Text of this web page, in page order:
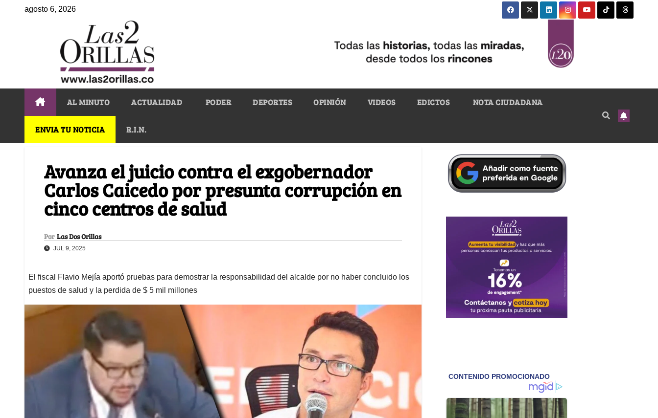
agosto 6, 2026
AL MINUTO ACTUALIDAD PODER DEPORTES OPINIÓN VIDEOS EDICTOS NOTA CIUDADANA
ENVIA TU NOTICIA R.I.N.
Avanza el juicio contra el exgobernador
Carlos Caicedo por presunta corrupción en
cinco centros de salud
Por Las Dos Orillas
JUL 9, 2025
El fiscal Flavio Mejía aportó pruebas para demostrar la responsabilidad del alcalde por no haber concluido los
puestos de salud y la perdida de $ 5 mil millones